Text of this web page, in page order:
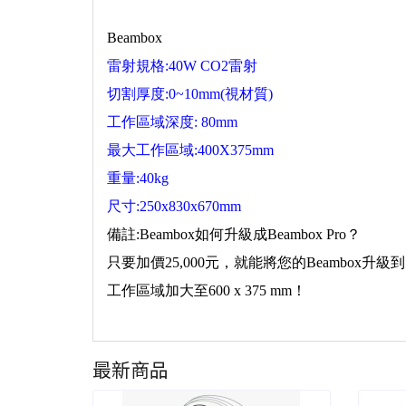
Beambox
雷射規格:40W CO2雷射
切割厚度:0~10mm(視材質)
工作區域深度: 80mm
最大工作區域:400X375mm
重量:40kg
尺寸:250x830x670mm
備註:Beambox如何升級成Beambox Pro？
只要加價25,000元，就能將您的Beambox升級
工作區域加大至600 x 375 mm！
最新商品